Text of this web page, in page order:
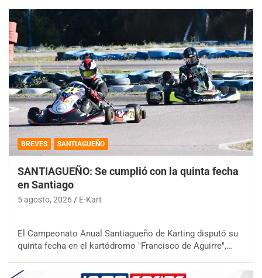
BREVES SANTIAGUEÑO
SANTIAGUEÑO: Se cumplió con la quinta fecha
en Santiago
5 agosto, 2026 E-Kart
El Campeonato Anual Santiagueño de Karting disputó su
quinta fecha en el kartódromo "Francisco de Aguirre",…